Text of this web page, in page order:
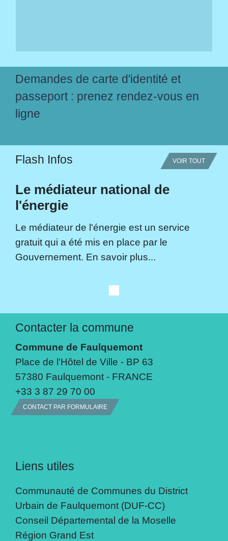
Demandes de carte d'identité et
passeport : prenez rendez-vous en
ligne
Flash Infos VOIR TOUT
Le médiateur national de
l'énergie
Le médiateur de l'énergie est un service
gratuit qui a été mis en place par le
Gouvernement. En savoir plus...
Contacter la commune
Commune de Faulquemont
Place de l'Hôtel de Ville - BP 63
57380 Faulquemont - FRANCE
+33 3 87 29 70 00
CONTACT PAR FORMULAIRE
Liens utiles
Communauté de Communes du District
Urbain de Faulquemont (DUF-CC)
Conseil Départemental de la Moselle
Région Grand Est